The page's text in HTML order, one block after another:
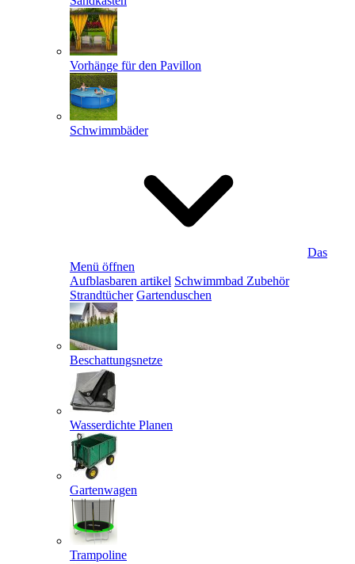
Vorhänge für den Pavillon
Schwimmbäder
Das
Menü öffnen
Aufblasbaren artikel Schwimmbad Zubehör
Strandtücher Gartenduschen
Beschattungsnetze
Wasserdichte Planen
Gartenwagen
Trampoline